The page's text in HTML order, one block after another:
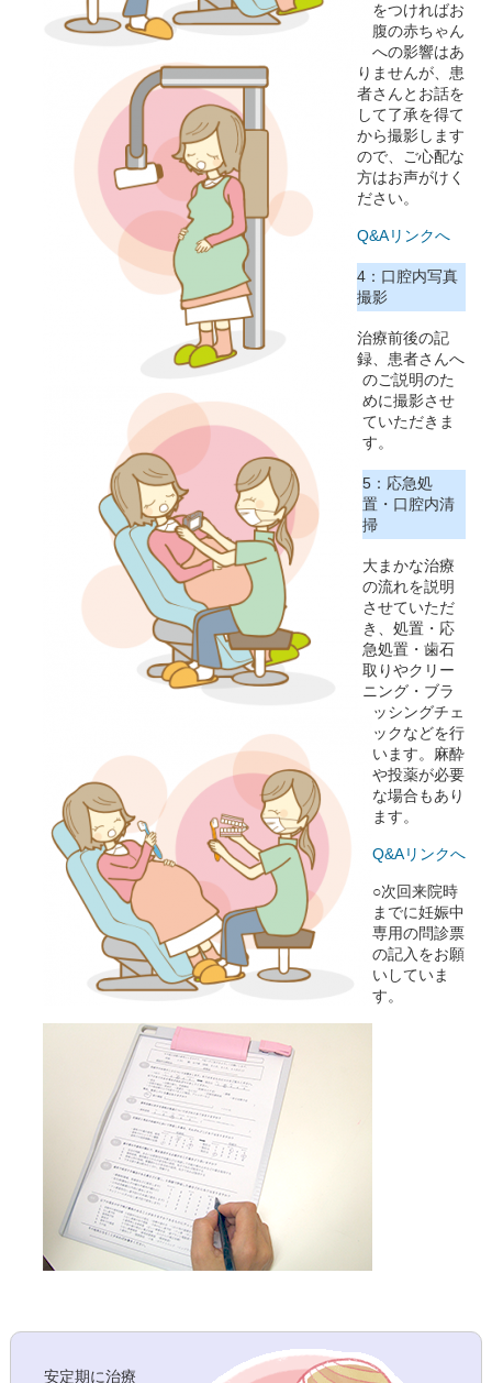
をつければお
腹の赤ちゃん
への影響はあ
りませんが、患
者さんとお話を
して了承を得て
から撮影します
ので、ご心配な
方はお声がけく
ださい。
Q&Aリンクへ
4：口腔内写真
撮影
治療前後の記
録、患者さんへ
のご説明のた
めに撮影させ
ていただきま
す。
5：応急処
置・口腔内清
掃
大まかな治療
の流れを説明
させていただ
き、処置・応
急処置・歯石
取りやクリー
ニング・ブラ
ッシングチェ
ックなどを行
います。麻酔
や投薬が必要
な場合もあり
ます。
Q&Aリンクへ
○次回来院時
までに妊娠中
専用の問診票
の記入をお願
いしていま
す。
安定期に治療